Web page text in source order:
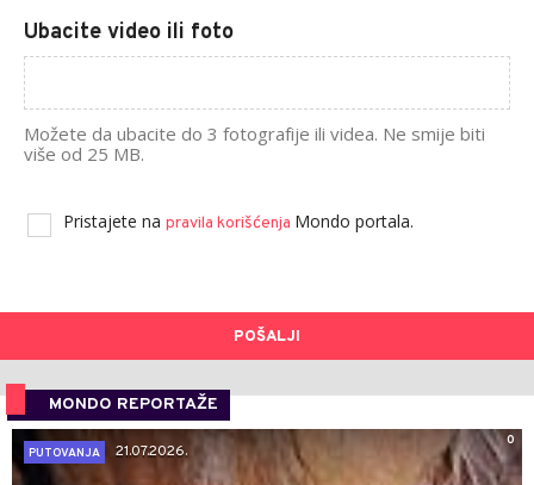
Ubacite video ili foto
Možete da ubacite do 3 fotografije ili videa. Ne smije biti
više od 25 MB.
Pristajete na pravila korišćenja Mondo portala.
POŠALJI
MONDO REPORTAŽE
0
PUTOVANJA
21.07.2026.